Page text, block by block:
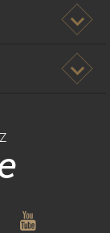
Ouvrir
Ouvrir